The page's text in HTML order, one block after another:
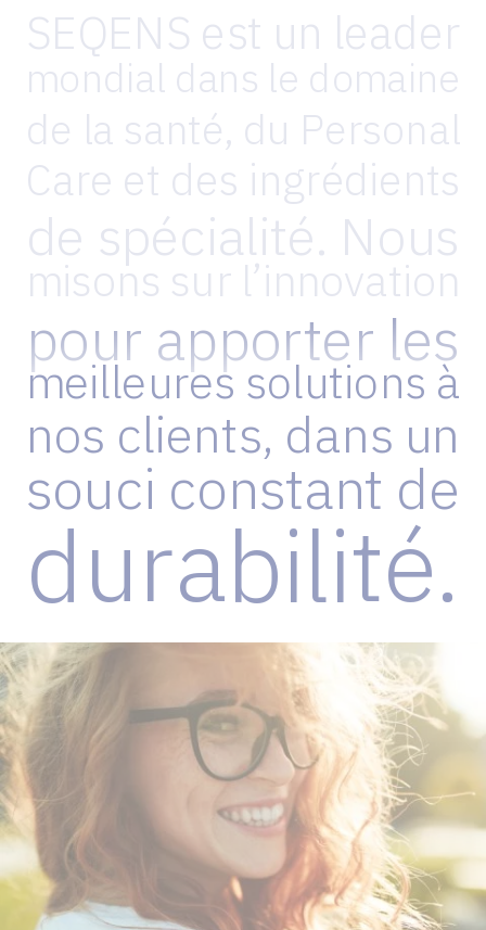
SEQENS est un leader
mondial dans le domaine
de la santé, du Personal
Care et des ingrédients
de spécialité. Nous
misons sur l’innovation
pour apporter les
meilleures solutions à
nos clients, dans un
souci constant de
durabilité.